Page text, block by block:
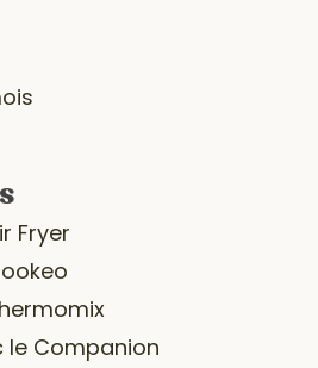
Fryer
le Companion